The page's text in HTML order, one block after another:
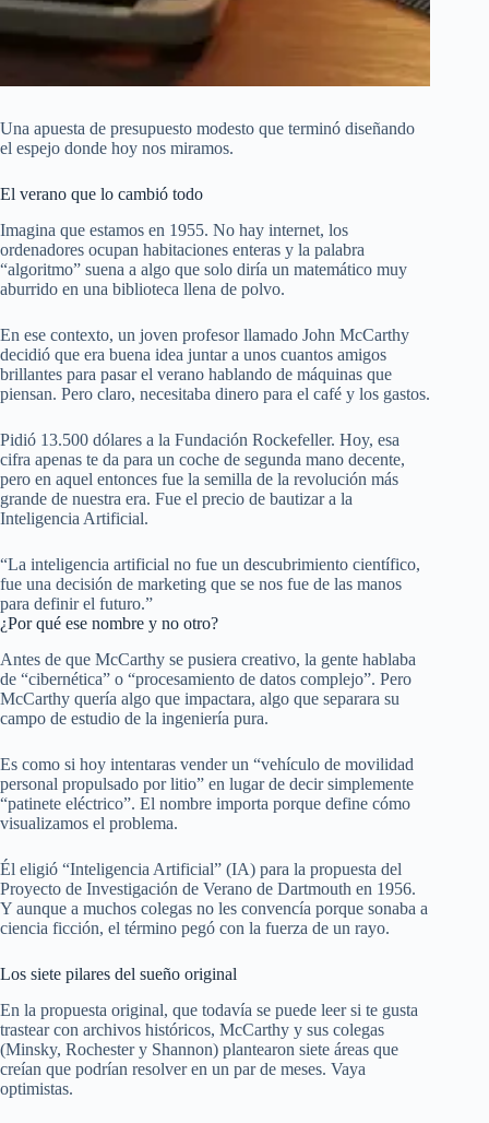
Una apuesta de presupuesto modesto que terminó diseñando
el espejo donde hoy nos miramos.
El verano que lo cambió todo
Imagina que estamos en 1955. No hay internet, los
ordenadores ocupan habitaciones enteras y la palabra
“algoritmo” suena a algo que solo diría un matemático muy
aburrido en una biblioteca llena de polvo.
En ese contexto, un joven profesor llamado John McCarthy
decidió que era buena idea juntar a unos cuantos amigos
brillantes para pasar el verano hablando de máquinas que
piensan. Pero claro, necesitaba dinero para el café y los gastos.
Pidió 13.500 dólares a la Fundación Rockefeller. Hoy, esa
cifra apenas te da para un coche de segunda mano decente,
pero en aquel entonces fue la semilla de la revolución más
grande de nuestra era. Fue el precio de bautizar a la
Inteligencia Artificial.
“La inteligencia artificial no fue un descubrimiento científico,
fue una decisión de marketing que se nos fue de las manos
para definir el futuro.”
¿Por qué ese nombre y no otro?
Antes de que McCarthy se pusiera creativo, la gente hablaba
de “cibernética” o “procesamiento de datos complejo”. Pero
McCarthy quería algo que impactara, algo que separara su
campo de estudio de la ingeniería pura.
Es como si hoy intentaras vender un “vehículo de movilidad
personal propulsado por litio” en lugar de decir simplemente
“patinete eléctrico”. El nombre importa porque define cómo
visualizamos el problema.
Él eligió “Inteligencia Artificial” (IA) para la propuesta del
Proyecto de Investigación de Verano de Dartmouth en 1956.
Y aunque a muchos colegas no les convencía porque sonaba a
ciencia ficción, el término pegó con la fuerza de un rayo.
Los siete pilares del sueño original
En la propuesta original, que todavía se puede leer si te gusta
trastear con archivos históricos, McCarthy y sus colegas
(Minsky, Rochester y Shannon) plantearon siete áreas que
creían que podrían resolver en un par de meses. Vaya
optimistas.